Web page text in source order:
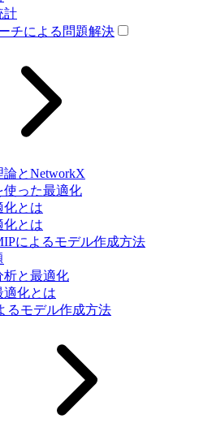
計
チによる問題解決
論とNetworkX
使った最適化
化とは
化とは
によるモデル作成方法
析と最適化
適化とは
るモデル作成方法